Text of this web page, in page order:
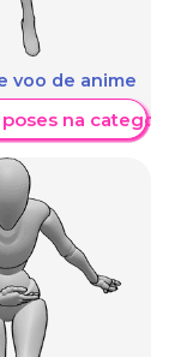
voo de anime
na